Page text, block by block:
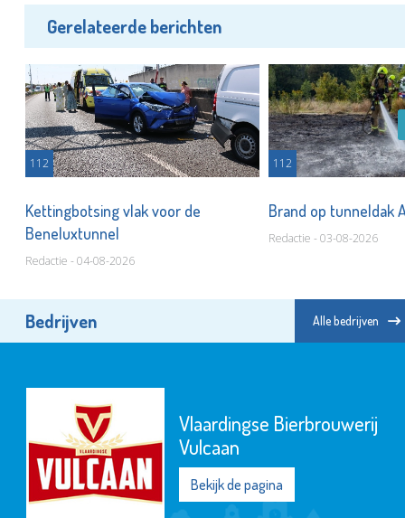
Gerelateerde berichten
112
Kettingbotsing vlak voor de
Beneluxtunnel
Redactie - 04-08-2026
112
Brand op tunneldak
Redactie - 03-08-2026
Bedrijven Alle bedrijven
Vlaardingse Bierbrouwerij
Vulcaan
Bekijk de pagina